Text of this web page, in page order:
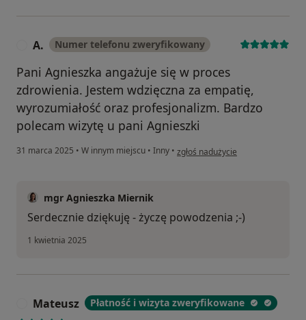
A. Numer telefonu zweryfikowany
Pani Agnieszka angażuje się w proces
zdrowienia. Jestem wdzięczna za empatię,
wyrozumiałość oraz profesjonalizm. Bardzo
polecam wizytę u pani Agnieszki
31 marca 2025 • W innym miejscu • Inny • w opinii użytkownika A.
zgłoś nadużycie
mgr Agnieszka Miernik
Serdecznie dziękuję - życzę powodzenia ;-)
1 kwietnia 2025
Mateusz Płatność i wizyta zweryfikowane